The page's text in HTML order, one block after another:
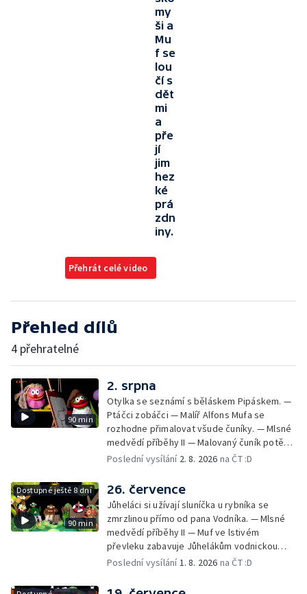
my
ši a
Mu
f se
lou
čí s
dět
mi
a
pře
jí
jim
hez
ké
prá
zdn
iny.
Přehrát celé video
Přehled dílů
4 přehratelné
90 min
2. srpna
Otylka se seznámí s běláskem Pipáskem. —
Ptáčci zobáčci — Malíř Alfons Mufa se
rozhodne přimalovat všude čuníky. — Mlsné
medvědí příběhy II — Malovaný čuník potěší
Drsňačku. — Dobrodružství Arachnomušáka
kapela — Teta Pipeta se pustila do velkého
prádla a nezná slitování s Jůheláky ani
Polapilem. — Bob a Bobek na cestách — Muf
chystá Vodníkovi bublinkovou koupel. —
Lišák a Zajda — Brzoránošou navštíví
velryba. — Muchomůrek a Muchlíci II — Hary,
Jazzajíci a píseň o velrybě ve vaně. —
Poslední vysílání 2. 8. 2026 na ČT :D
Dostupné ještě 8 dní
90 min
26. července
Jůheláci si užívají sluníčka u rybníka se
zmrzlinou přímo od pana Vodníka. — Mlsné
medvědí příběhy II — Muf ve lstivém
převleku zabavuje Jůhelákům vodnickou
zmrzlinu, ale pak lituje - je totiž z bahna a
Pip s Otylkou vymalovávají červánky. —
Poslední vysílání1. 8. 2026 na ČT :D